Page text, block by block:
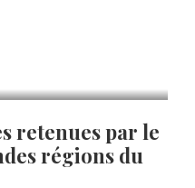
retenues par le
régions du